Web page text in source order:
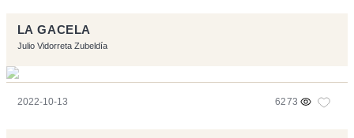
LA GACELA
Julio Vidorreta Zubeldía
2022-10-13 6273